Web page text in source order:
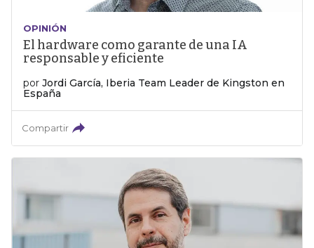
OPINIÓN
El hardware como garante de una IA
responsable y eficiente
por Jordi García, Iberia Team Leader de Kingston en
España
Compartir